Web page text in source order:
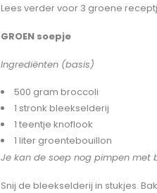
Lees verder voor 3 groene
GROEN soepje
Ingrediënten (basis)
500 gram broccoli
1 stronk bleekselderij
1 teentje knoflook
1 liter groentebouillon
Je kan de soep nog pimpen met
Snij de bleekselderij in stukjes.